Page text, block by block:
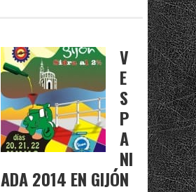
V
E
S
P
A
NI
ADA 2014 EN GIJÓN